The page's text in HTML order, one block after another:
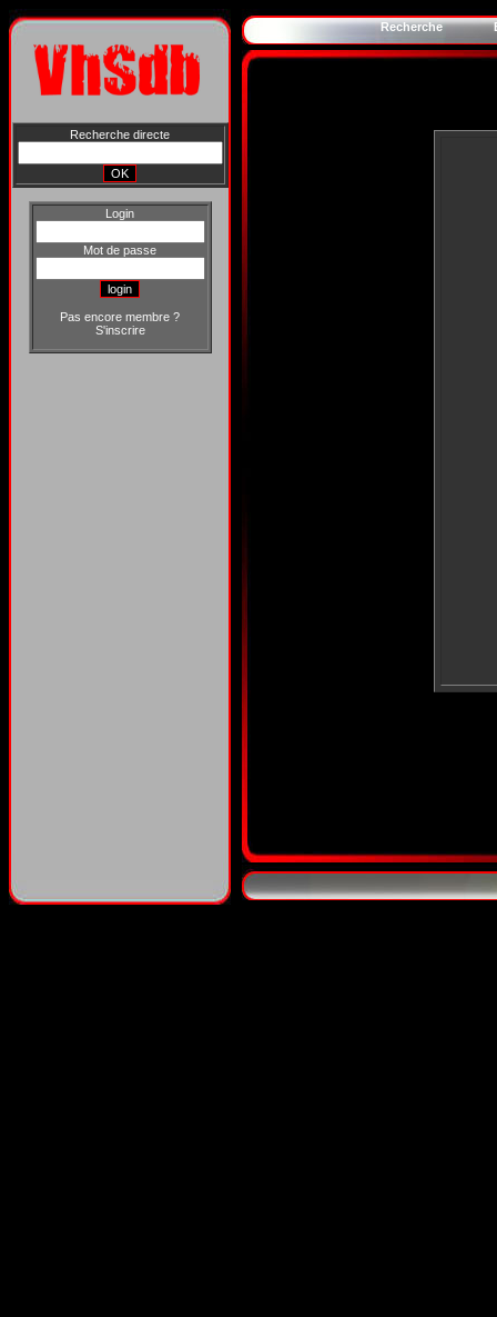
Recherche directe
Login
Mot de passe
Pas encore membre ?
S'inscrire
Recherche